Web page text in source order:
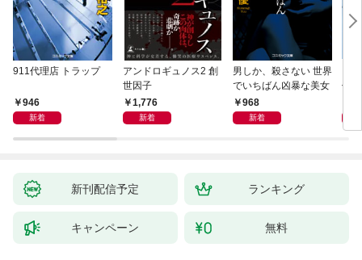
911代理店 トラップ
946
新着
アンドロギュノス2 創
世因子
1,776
新着
男しか、殺さない 世界
でいちばん凶暴な美女
968
新着
件
新刊配信予定 ランキング
キャンペーン 無料